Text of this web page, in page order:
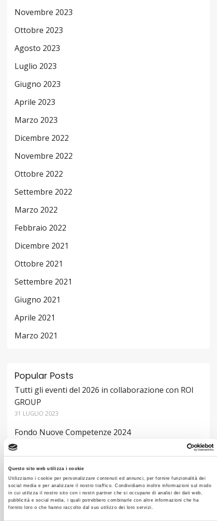
Questo sito web utilizza i cookie
Utilizziamo i cookie per personalizzare contenuti ed annunci, per fornire funzionalità dei
social media e per analizzare il nostro traffico. Condividiamo inoltre informazioni sul modo
in cui utilizza il nostro sito con i nostri partner che si occupano di analisi dei dati web,
pubblicità e social media, i quali potrebbero combinarle con altre informazioni che ha
fornito loro o che hanno raccolto dal suo utilizzo dei loro servizi.
Novembre 2023
Ottobre 2023
Agosto 2023
Luglio 2023
Giugno 2023
Aprile 2023
Marzo 2023
Dicembre 2022
Novembre 2022
Ottobre 2022
Settembre 2022
Marzo 2022
Febbraio 2022
Dicembre 2021
Ottobre 2021
Settembre 2021
Giugno 2021
Aprile 2021
Marzo 2021
Popular Posts
Tutti gli eventi del 2026 in collaborazione con ROI
GROUP
31 LUGLIO 2023
Fondo Nuove Competenze 2024
31 LUGLIO 2023
Performance Strategies
31 LUGLIO 2023